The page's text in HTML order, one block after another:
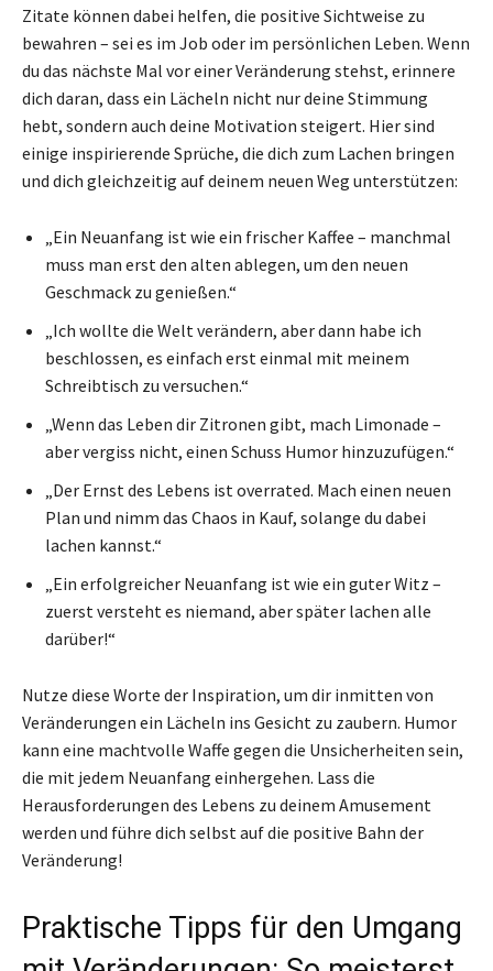
Zitate können dabei helfen, die positive Sichtweise zu
bewahren – sei es im Job oder im persönlichen Leben. Wenn
du das nächste Mal vor einer Veränderung stehst, erinnere
dich daran, dass ein Lächeln nicht nur deine Stimmung
hebt, sondern auch deine Motivation steigert. Hier sind
einige inspirierende Sprüche, die dich zum Lachen bringen
und dich gleichzeitig auf deinem neuen Weg unterstützen:
„Ein Neuanfang ist wie ein frischer Kaffee – manchmal
muss man erst den alten ablegen, um den neuen
Geschmack zu genießen.“
„Ich wollte die Welt verändern, aber dann habe ich
beschlossen, es einfach erst einmal mit meinem
Schreibtisch zu versuchen.“
„Wenn das Leben dir Zitronen gibt, mach Limonade –
aber vergiss nicht, einen Schuss Humor hinzuzufügen.“
„Der Ernst des Lebens ist overrated. Mach einen neuen
Plan und nimm das Chaos in Kauf, solange du dabei
lachen kannst.“
„Ein erfolgreicher Neuanfang ist wie ein guter Witz –
zuerst versteht es niemand, aber später lachen alle
darüber!“
Nutze diese Worte der Inspiration, um dir inmitten von
Veränderungen ein Lächeln ins Gesicht zu zaubern. Humor
kann eine machtvolle Waffe gegen die Unsicherheiten sein,
die mit jedem Neuanfang einhergehen. Lass die
Herausforderungen des Lebens zu deinem Amusement
werden und führe dich selbst auf die positive Bahn der
Veränderung!
Praktische Tipps für den Umgang